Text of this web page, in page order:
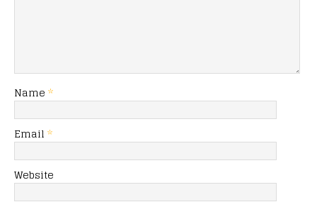
Name *
Email *
Website